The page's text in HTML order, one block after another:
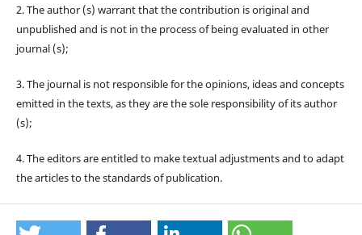
2. The author (s) warrant that the contribution is original and
unpublished and is not in the process of being evaluated in other
journal (s);
3. The journal is not responsible for the opinions, ideas and concepts
emitted in the texts, as they are the sole responsibility of its author
(s);
4. The editors are entitled to make textual adjustments and to adapt
the articles to the standards of publication.